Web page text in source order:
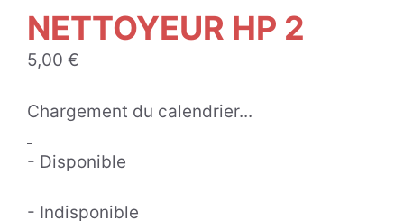
NETTOYEUR HP 2
5,00 €
Chargement du calendrier...
- Disponible
- Indisponible